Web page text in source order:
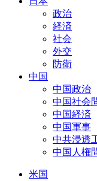
政治
経済
社会
外交
防衛
中国
中国政治
中国社会
中国経済
中国軍事
中共浸透
中国人権
米国